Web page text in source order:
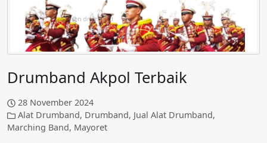
Drumband Akpol Terbaik
28 November 2024
Alat Drumband, Drumband, Jual Alat Drumband,
Marching Band, Mayoret